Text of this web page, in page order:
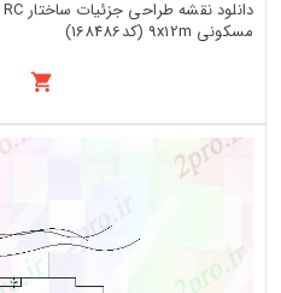
مسکونی 9x12m (کد168486)